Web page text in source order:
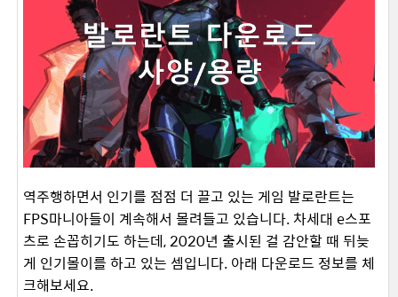
역주행하면서 인기를 점점 더 끌고 있는 게임 발로란트는
FPS마니아들이 계속해서 몰려들고 있습니다. 차세대 e스포
츠로 손꼽히기도 하는데, 2020년 출시된 걸 감안할 때 뒤늦
게 인기몰이를 하고 있는 셈입니다. 아래 다운로드 정보를 체
크해보세요.